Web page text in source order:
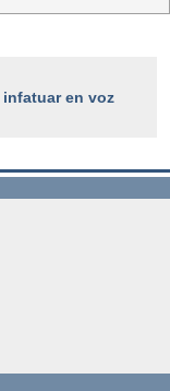
infatuar en voz